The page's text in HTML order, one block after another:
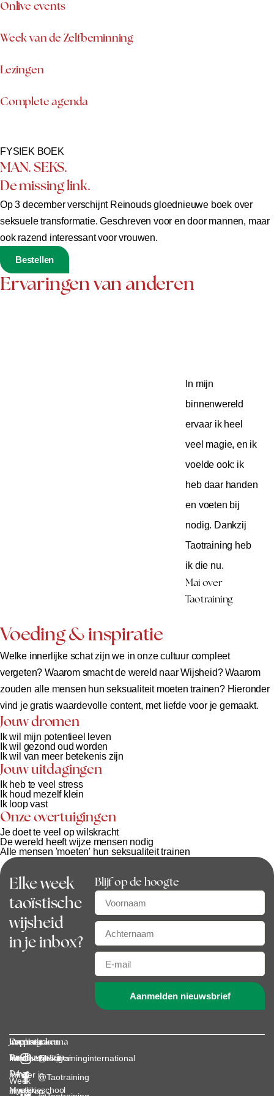
Onlive events
Week van de Zelfbeminning
Lezingen
Complete agenda
FYSIEK BOEK
MAN. SEKS.
De missing link.
Op 3 december verschijnt Reinouds gloednieuwe boek over
seksuele transformatie. Geschreven voor en door mannen, maar
ook razend interessant voor vrouwen.
Bestellen
Ervaringen van anderen
In mijn
binnenwereld
ervaar ik heel
veel magie, en ik
voelde ook: ik
heb daar handen
en voeten bij
nodig. Dankzij
Taotraining heb
ik die nu.
Mai over
Taotraining
Voeding & inspiratie
Welke innerlijke schat zijn we in onze cultuur compleet
vergeten? Waarom smacht de wereld naar Wijsheid? Waarom
zouden alle mensen hun seksualiteit moeten trainen? Hieronder
vind je gratis waardevolle content, met liefde voor je gemaakt.
Jouw dromen
Ik wil mijn potentieel leven
Ik wil gezond oud worden
Ik wil van meer betekenis zijn
Jouw uitdagingen
Ik heb te veel stress
Ik houd mezelf klein
Ik loop vast
Onze overtuigingen
Je doet te veel op wilskracht
De wereld heeft wijze mensen nodig
Alle mensen 'moeten' hun seksualiteit trainen
Elke week
taoïstische
wijsheid
in je inbox?
Blijf op de hoogte
Aanmelden nieuwsbrief
@taotraininginternational
@Taotraining
Jaarprogramma
Parelbewustzijn
1: het
Innerlijk
Over
Tao
De
Mysterieschool
Kennismaken
Introductiedagen
Week
Inspiratie
Hoe leef ik
minder in
stress en